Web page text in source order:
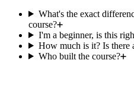
What's the exact
course?
I'm a beginner, is this
How much is it? Is there
Who built the course?